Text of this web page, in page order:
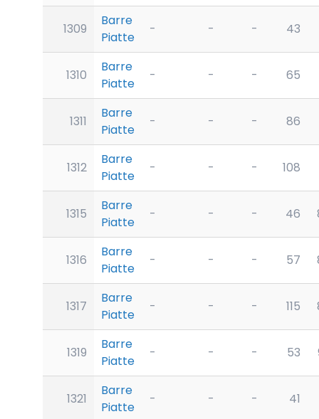
1309
Barre
Piatte
- - - 43
1310
Barre
Piatte
- - - 65
1311
Barre
Piatte
- - - 86
1312
Barre
Piatte
- - - 108
1315
Barre
Piatte
- - - 46
1316
Barre
Piatte
- - - 57
1317
Barre
Piatte
- - - 115
1319
Barre
Piatte
- - - 53
1321
Barre
Piatte
- - - 41